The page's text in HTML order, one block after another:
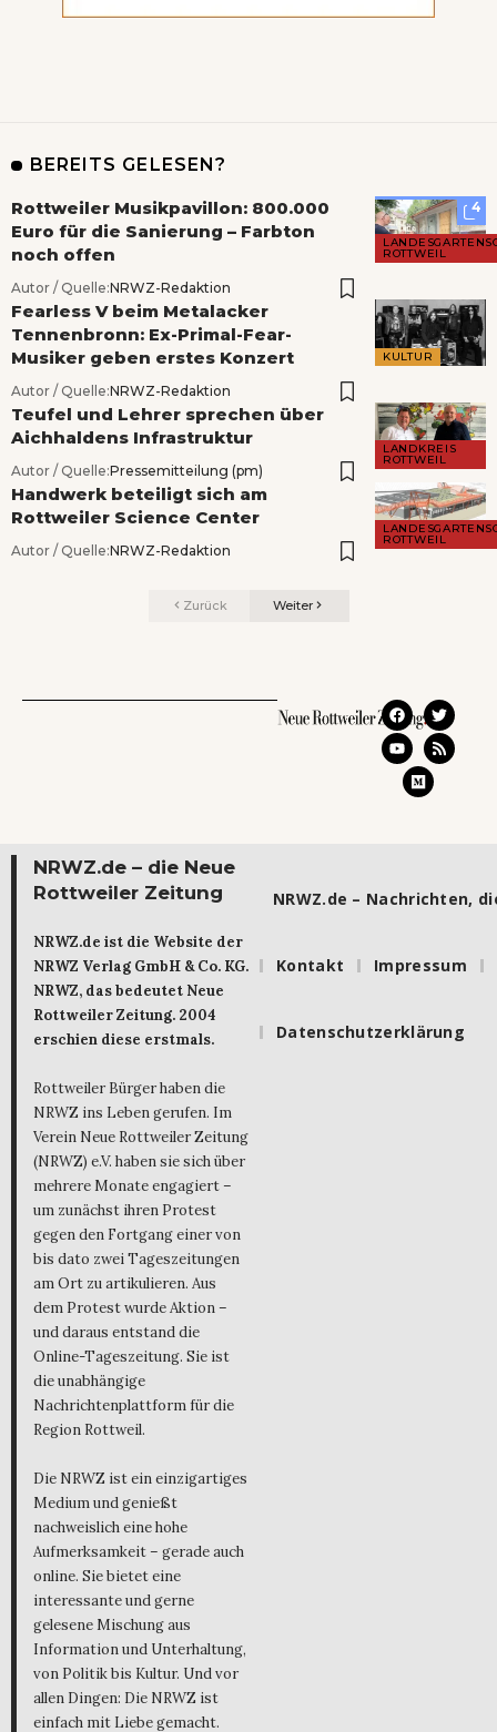
BEREITS GELESEN?
4
ROTTWEIL
Rottweiler Musikpavillon: 800.000
Euro für die Sanierung – Farbton
noch offen
Autor / Quelle:NRWZ-Redaktion
KULTUR
Fearless V beim Metalacker
Tennenbronn: Ex-Primal-Fear-
Musiker geben erstes Konzert
Autor / Quelle:NRWZ-Redaktion
LANDKREIS
ROTTWEIL
Teufel und Lehrer sprechen über
Aichhaldens Infrastruktur
Autor / Quelle:Pressemitteilung (pm)
ROTTWEIL
Handwerk beteiligt sich am
Rottweiler Science Center
Autor / Quelle:NRWZ-Redaktion
Zurück Weiter
NRWZ.de – die Neue
Rottweiler Zeitung
NRWZ.de ist die Website der
NRWZ Verlag GmbH & Co. KG.
NRWZ, das bedeutet Neue
Rottweiler Zeitung. 2004
erschien diese erstmals.
Rottweiler Bürger haben die
NRWZ ins Leben gerufen. Im
Verein Neue Rottweiler Zeitung
(NRWZ) e.V. haben sie sich über
mehrere Monate engagiert –
um zunächst ihren Protest
gegen den Fortgang einer von
bis dato zwei Tageszeitungen
am Ort zu artikulieren. Aus
dem Protest wurde Aktion –
und daraus entstand die
Online-Tageszeitung. Sie ist
die unabhängige
Nachrichtenplattform für die
Region Rottweil.
Die NRWZ ist ein einzigartiges
Medium und genießt
nachweislich eine hohe
Aufmerksamkeit – gerade auch
online. Sie bietet eine
interessante und gerne
gelesene Mischung aus
Information und Unterhaltung,
von Politik bis Kultur. Und vor
allen Dingen: Die NRWZ ist
einfach mit Liebe gemacht.
NRWZ.de – Nachrichten,
Kontakt Impressum
Datenschutzerklärung